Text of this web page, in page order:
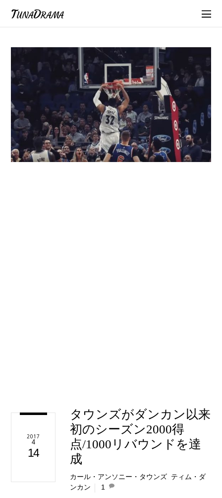
TunaDrama
2017
4
14
タウンズがダンカン以来
初のシーズン2000得
点/1000リバウンドを達
成
カール・アンソニー・タウンズ ティム・ダ
ンカン
1